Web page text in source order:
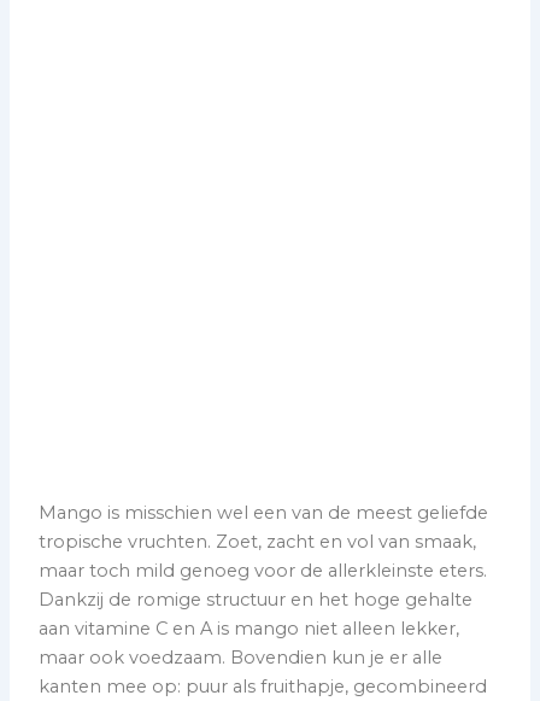
Mango is misschien wel een van de meest geliefde
tropische vruchten. Zoet, zacht en vol van smaak,
maar toch mild genoeg voor de allerkleinste eters.
Dankzij de romige structuur en het hoge gehalte
aan vitamine C en A is mango niet alleen lekker,
maar ook voedzaam. Bovendien kun je er alle
kanten mee op: puur als fruithapje, gecombineerd